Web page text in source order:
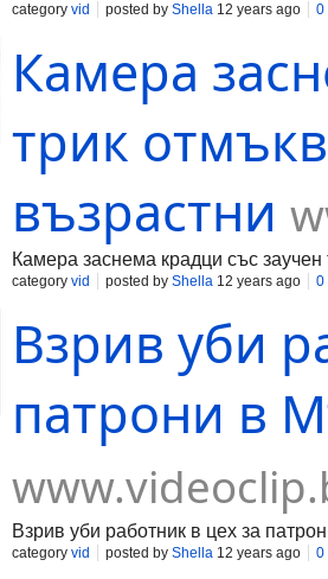
category vid posted by Shella 12 years ago 0
Камера
трик
възрастни
Камера заснема крадци със
category vid posted by Shella 12 years ago 0
Взрив уби
патрони в
Взрив уби работник в цех за
category vid posted by Shella 12 years ago 0